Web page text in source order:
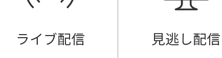
ライブ配信 見逃し配信